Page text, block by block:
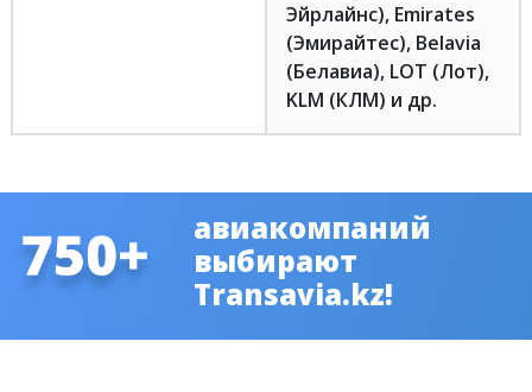
Эйрлайнс), Emirates
(Эмирайтес), Belavia
(Белавиа), LOT (Лот),
KLM (КЛМ) и др.
авиакомпаний
выбирают
Transavia.kz!